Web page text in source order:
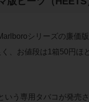
シリーズの廉価
、お値段は1箱50円ほ
いう専用タバコが発売さ